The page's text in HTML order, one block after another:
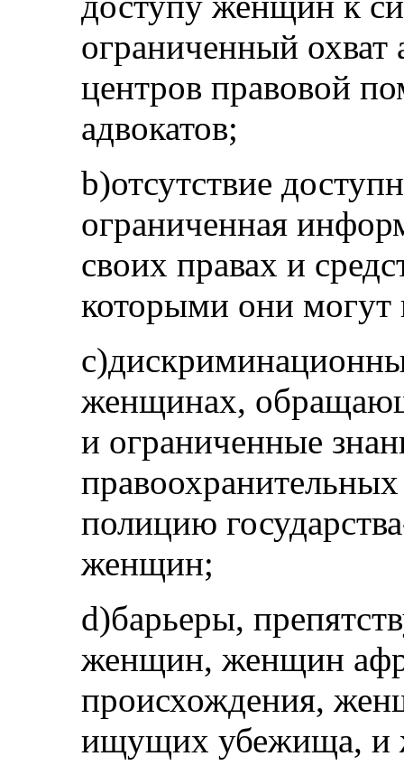
ограниченный охват
центров правовой
адвокатов;
b)отсутствие
ограниченная
своих правах и
которыми они могут
женщинах,
и ограниченные
полицию
женщин;
d)барьеры,
женщин, женщин
происхождения,
ищущих убежища, и